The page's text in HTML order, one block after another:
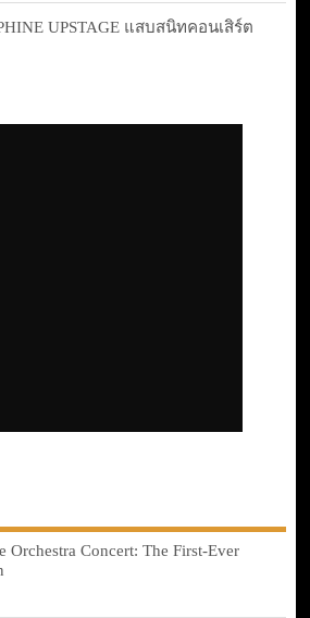
UPSTAGE แสบสนิทคอนเสิร์ต
Orchestra Concert: The First-Ever